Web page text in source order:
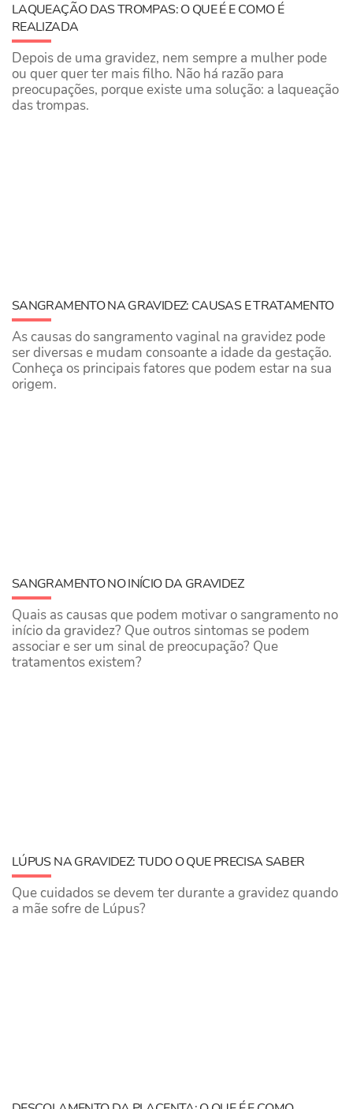
LAQUEAÇÃO DAS TROMPAS: O QUE É E COMO É
REALIZADA
Depois de uma gravidez, nem sempre a mulher pode
ou quer quer ter mais filho. Não há razão para
preocupações, porque existe uma solução: a laqueação
das trompas.
SANGRAMENTO NA GRAVIDEZ: CAUSAS E TRATAMENTO
As causas do sangramento vaginal na gravidez pode
ser diversas e mudam consoante a idade da gestação.
Conheça os principais fatores que podem estar na sua
origem.
SANGRAMENTO NO INÍCIO DA GRAVIDEZ
Quais as causas que podem motivar o sangramento no
início da gravidez? Que outros sintomas se podem
associar e ser um sinal de preocupação? Que
tratamentos existem?
LÚPUS NA GRAVIDEZ: TUDO O QUE PRECISA SABER
Que cuidados se devem ter durante a gravidez quando
a mãe sofre de Lú​pus?